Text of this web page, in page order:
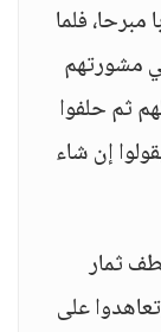
فلما
مشورتهم
ثم حلفوا
إن شاء
ثمار
على